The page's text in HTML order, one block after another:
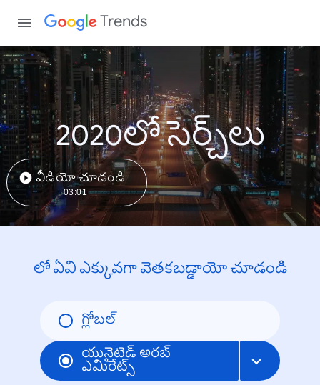
Trends
2020లో సెర్చ్‌లు
వీడియో చూడండి
03:01
లో ఏవి ఎక్కువగా వెతకబడ్డాయో చూడండి
గ్లోబల్
యునైటెడ్ అరబ్
ఎమిరేట్స్